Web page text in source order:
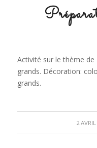
Activité sur le thème
grands. Décoration:
grands.
2